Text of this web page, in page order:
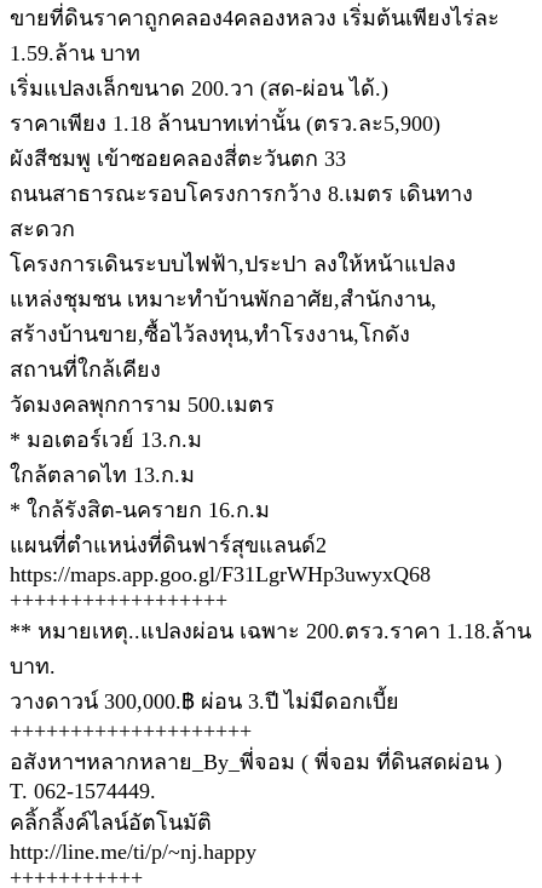
ขายที่ดินราคาถูกคลอง4คลองหลวง เริ่มต้นเพียงไร่ละ
1.59.ล้าน บาท
เริ่มแปลงเล็กขนาด 200.วา (สด-ผ่อน ได้.)
ราคาเพียง 1.18 ล้านบาทเท่านั้น (ตรว.ละ5,900)
ผังสีชมพู เข้าซอยคลองสี่ตะวันตก 33
ถนนสาธารณะรอบโครงการกว้าง 8.เมตร เดินทาง
สะดวก
โครงการเดินระบบไฟฟ้า,ประปา ลงให้หน้าแปลง
แหล่งชุมชน เหมาะทำบ้านพักอาศัย,สำนักงาน,
สร้างบ้านขาย,ซื้อไว้ลงทุน,ทำโรงงาน,โกดัง
สถานที่ใกล้เคียง
วัดมงคลพุกการาม 500.เมตร
* มอเตอร์เวย์ 13.ก.ม
ใกล้ตลาดไท 13.ก.ม
* ใกล้รังสิต-นครายก 16.ก.ม
แผนที่ตำแหน่งที่ดินฟาร์สุขแลนด์2
https://maps.app.goo.gl/F31LgrWHp3uwyxQ68
++++++++++++++++++
** หมายเหตุ..แปลงผ่อน เฉพาะ 200.ตรว.ราคา 1.18.ล้าน
บาท.
วางดาวน์ 300,000.฿ ผ่อน 3.ปี ไม่มีดอกเบี้ย
++++++++++++++++++++
อสังหาฯหลากหลาย_By_พี่จอม ( พี่จอม ที่ดินสดผ่อน )
T. 062-1574449.
คลิ้กลิ้งค์ไลน์อัตโนมัติ
http://line.me/ti/p/~nj.happy
+++++++++++